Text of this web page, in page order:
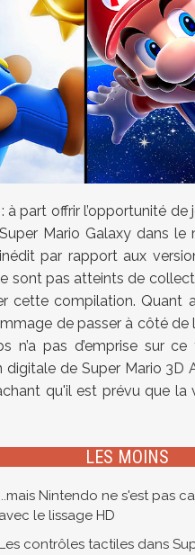
à part offrir l’opportunité de
Mario Galaxy dans le
par rapport aux
sont pas atteints de
cette compilation. Quant
de passer à côté de
n’a pas d’emprise sur
de Super Mario 3D
qu'il est prévu que la
LES MOINS
...mais Nintendo ne s'est pas
avec le lissage HD
Les contrôles tactiles dans